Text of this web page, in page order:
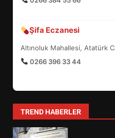
Şifa Eczanesi
Altınoluk Mahallesi, Atatürk
0266 396 33 44
TREND HABERLER
6
7
YENİ